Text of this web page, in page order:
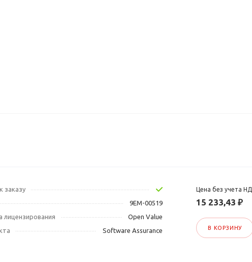
заказу
9EM-00519
лицензирования
Open Value
Software Assurance
Цена без учета
15 233,43 ₽
В КОРЗИНУ